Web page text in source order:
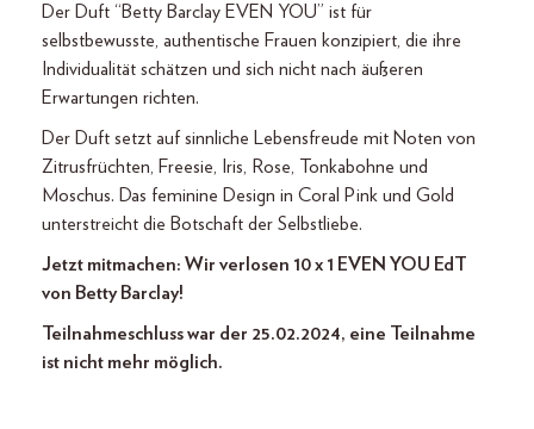
Der Duft “Betty Barclay EVEN YOU” ist für
selbstbewusste, authentische Frauen konzipiert, die ihre
Individualität schätzen und sich nicht nach äußeren
Erwartungen richten.
Der Duft setzt auf sinnliche Lebensfreude mit Noten von
Zitrusfrüchten, Freesie, Iris, Rose, Tonkabohne und
Moschus. Das feminine Design in Coral Pink und Gold
unterstreicht die Botschaft der Selbstliebe.
Jetzt mitmachen: Wir verlosen 10 x 1 EVEN YOU EdT
von Betty Barclay!
Teilnahmeschluss war der 25.02.2024, eine Teilnahme
ist nicht mehr möglich.